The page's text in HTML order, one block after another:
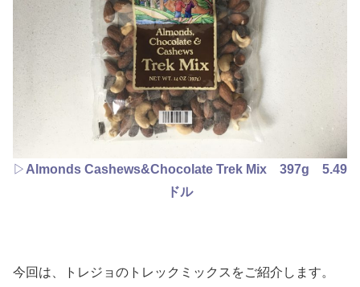
▷ Almonds Cashews&Chocolate Trek Mix 397g 5.49
ドル
今回は、トレジョのトレックミックスをご紹介します。